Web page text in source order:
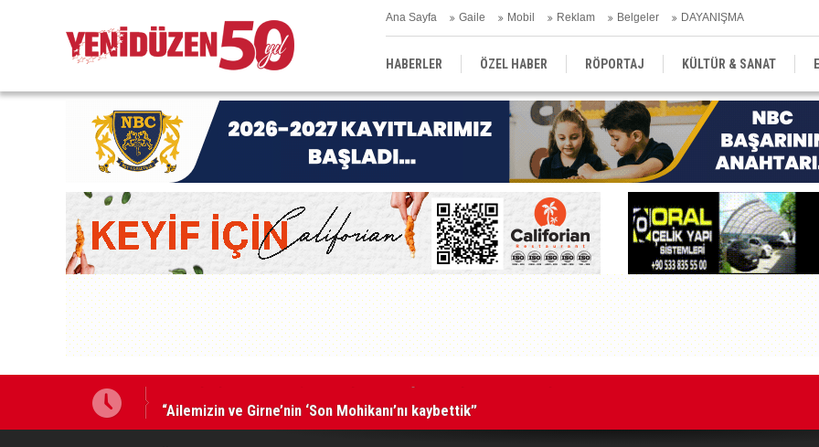
Ana Sayfa Gaile Mobil Reklam Belgeler DAYANIŞMA
HABERLER ÖZEL HABER RÖPORTAJ KÜLTÜR & SANAT
EĞİTİM YEREL YÖNETİM DERGİLER SEKTÖR
“Ailemizin ve Girne’nin ‘Son Mohikanı’nı kaybettik”